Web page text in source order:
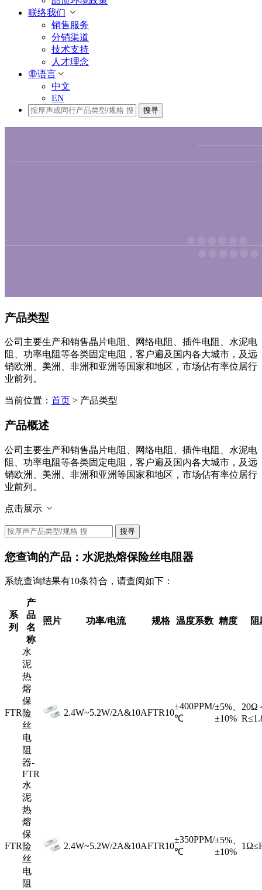
联络我们
销售服务
分销渠道
技术支持
人才理念
语言
中文
EN
搜寻
产品类型
公司主要生产和销售晶片电阻、网络电阻、插件电阻、水泥电
阻、功率电阻等各类固定电阻，客户遍及国内各大城市，及远
销欧洲、美洲、非洲和亚洲等国家和地区，市场佔有率位居行
业前列。
当前位置： 首页 > 产品类型
产品概述
公司主要生产和销售晶片电阻、网络电阻、插件电阻、水泥电
阻、功率电阻等各类固定电阻，客户遍及国内各大城市，及远
销欧洲、美洲、非洲和亚洲等国家和地区，市场佔有率位居行
业前列。
点击展示
搜寻
您查询的产品： 水泥热熔保险丝电阻器
系统查询结果有10条符合，请查阅如下：
系
列
产
品
名
称
照片 功率/电流 规格 温度系数 精度
FTR
水
泥
热
熔
保
险
丝
电
阻
器-
FTR
2.4W~5.2W/2A&10AFTR10
±400PPM/
℃
±5%、
±10%
20Ω
FTR
水
泥
热
熔
保
险
丝
电
阻
2.4W~5.2W/2A&10AFTR10
±350PPM/
℃
±5%、
±10%